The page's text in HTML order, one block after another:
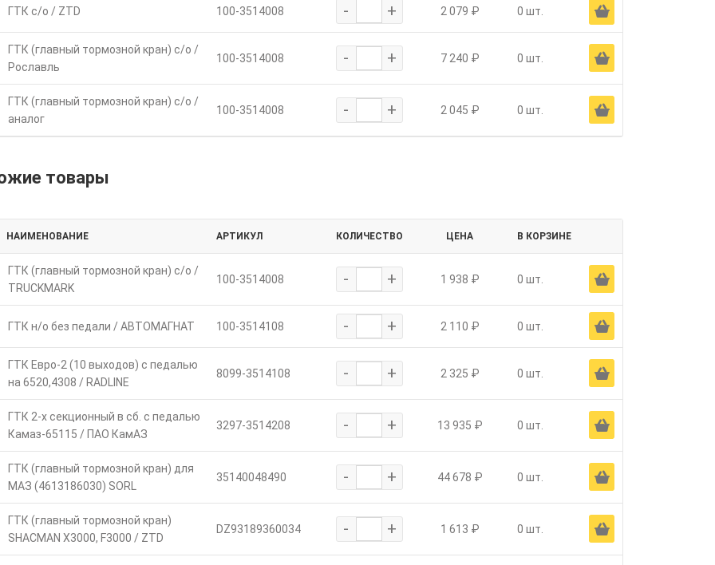
ГТК с/о / ZTD 100-3514008 - + 2 079 ₽ 0 шт. Ä
ГТК (главный тормозной кран) с/о /
Рославль
100-3514008 - + 7 240 ₽ 0 шт. Ä
ГТК (главный тормозной кран) с/о /
аналог
100-3514008 - + 2 045 ₽ 0 шт. Ä
товары
НАИМЕНОВАНИЕ АРТИКУЛ КОЛИЧЕСТВО ЦЕНА В КОРЗИНЕ
ГТК (главный тормозной кран) с/о /
TRUCKMARK
100-3514008 - + 1 938 ₽ 0 шт. Ä
ГТК н/о без педали / АВТОМАГНАТ 100-3514108 - + 2 110 ₽ 0 шт. Ä
ГТК Евро-2 (10 выходов) с педалью
на 6520,4308 / RADLINE
8099-3514108 - + 2 325 ₽ 0 шт. Ä
ГТК 2-х секционный в сб. с педалью
Камаз-65115 / ПАО КамАЗ
3297-3514208 - + 13 935 ₽ 0 шт. Ä
ГТК (главный тормозной кран) для
МАЗ (4613186030) SORL
35140048490 - + 44 678 ₽ 0 шт. Ä
ГТК (главный тормозной кран)
SHACMAN X3000, F3000 / ZTD
DZ93189360034 - + 1 613 ₽ 0 шт. Ä